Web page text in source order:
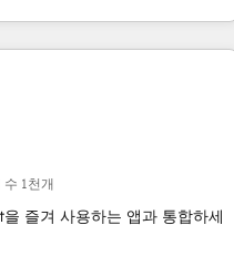
수 1천개
즐겨 사용하는 앱과 통합하세